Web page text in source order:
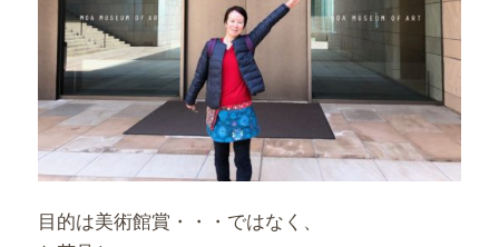
目的は美術館賞・・・ではなく、